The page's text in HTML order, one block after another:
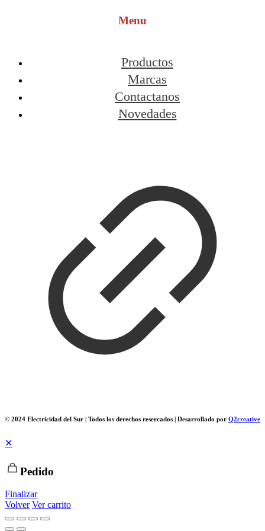
Menu
Productos
Marcas
Contactanos
Novedades
© 2024 Electricidad del Sur | Todos los derechos resercados | Desarrollado por Q2creative
✕
Pedido
Finalizar
Volver Ver carrito